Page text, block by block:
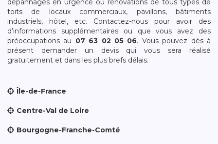
toits de locaux commerciaux, pavillons, bâtiments
industriels, hôtel, etc. Contactez-nous pour avoir des
d’informations supplémentaires ou que vous avez des
préoccupations au 07 63 02 05 06. Vous pouvez dès à
présent demander un devis qui vous sera réalisé
gratuitement et dans les plus brefs délais.
Île-de-France
Centre-Val de Loire
Bourgogne-Franche-Comté